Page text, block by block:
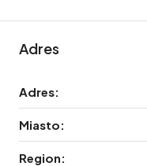
Adres
Adres:
Miasto:
Region: